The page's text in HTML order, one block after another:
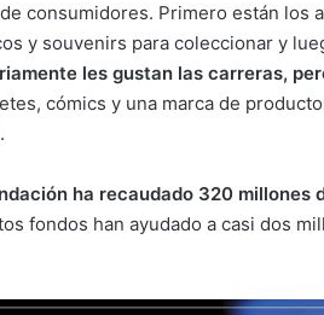
consumidores. Primero están los
y souvenirs para coleccionar y
les gustan las carreras,
cómics y una marca de
ha recaudado 320 millones
fondos han ayudado a casi dos